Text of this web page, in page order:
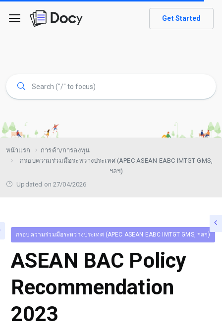
Get Started
หน้าแรก
การค้า/การลงทุน
กรอบความร่วมมือระหว่างประเทศ (APEC ASEAN EABC IMTGT GMS,
ฯลฯ)
Updated on 27/04/2026
กรอบความร่วมมือระหว่างประเทศ (APEC ASEAN EABC IMTGT GMS, ฯลฯ)
ASEAN BAC Policy
Recommendation
2023